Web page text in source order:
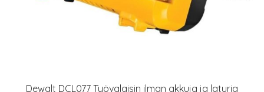
Dewalt DCL077 Työvalaisin ilman akkuja ja laturia